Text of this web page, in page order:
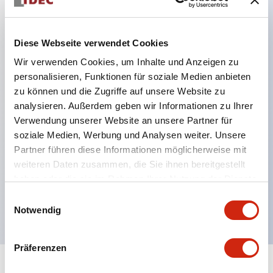
Diese Webseite verwendet Cookies
Wir verwenden Cookies, um Inhalte und Anzeigen zu
personalisieren, Funktionen für soziale Medien anbieten
zu können und die Zugriffe auf unsere Website zu
analysieren. Außerdem geben wir Informationen zu Ihrer
Verwendung unserer Website an unsere Partner für
soziale Medien, Werbung und Analysen weiter. Unsere
Partner führen diese Informationen möglicherweise mit
weiteren Daten zusammen, die Sie ihnen bereitgestellt
Notwendig
Präferenzen
Hauptmerkmale
8-polige Oktalfassung
9 Zeitbereiche
Wiederholungsfehler ±0,2 % maximal
Steuerungseinstellungen per Hand oder
Schraubendreher
LED-Anzeigen für EIN und Zeitablauf
Verwendet dieselben Fassungen und
Halteklammern wie IDECs RR2P 8-polige Relais